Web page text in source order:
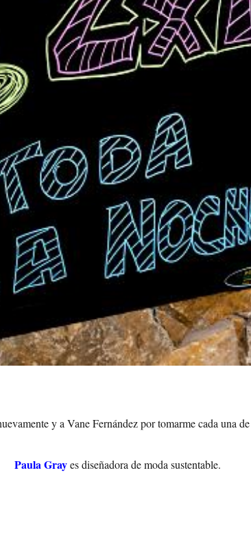
y a Vane Fernández por tomarme cada una
Paula Grayes diseñadora de moda sustentable.